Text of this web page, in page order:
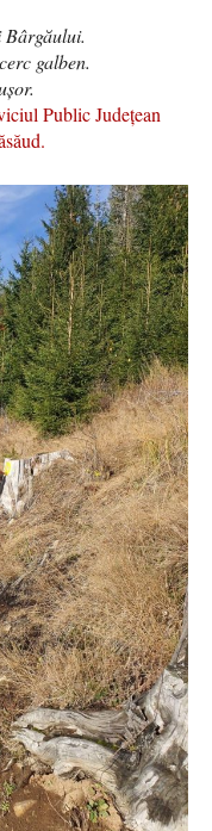
galben.
Public Județean